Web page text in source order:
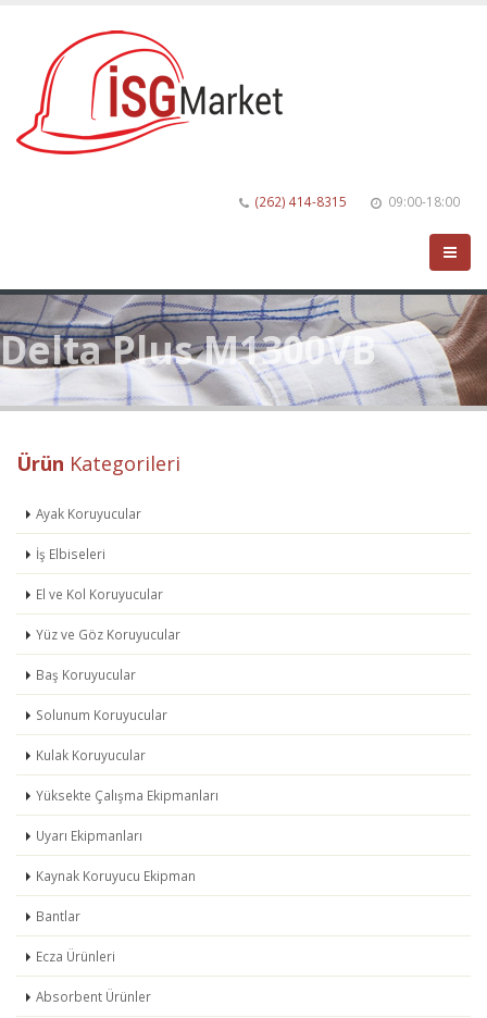
(262) 414-8315 09:00-18:00
Delta Plus M1300VB
Ürün Kategorileri
Ayak Koruyucular
İş Elbiseleri
El ve Kol Koruyucular
Yüz ve Göz Koruyucular
Baş Koruyucular
Solunum Koruyucular
Kulak Koruyucular
Yüksekte Çalışma Ekipmanları
Uyarı Ekipmanları
Kaynak Koruyucu Ekipman
Bantlar
Ecza Ürünleri
Absorbent Ürünler